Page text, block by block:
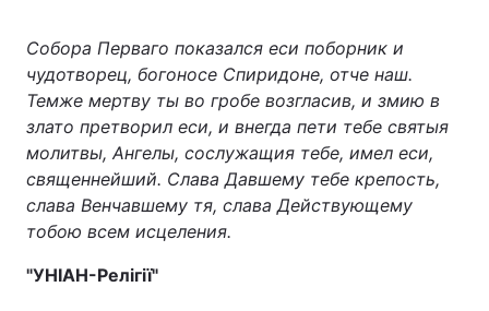
Собора Перваго показался еси поборник и
чудотворец, богоносе Спиридоне, отче наш.
Темже мертву ты во гробе возгласив, и змию в
злато претворил еси, и внегда пети тебе святыя
молитвы, Ангелы, сослужащия тебе, имел еси,
священнейший. Слава Давшему тебе крепость,
слава Венчавшему тя, слава Действующему
тобою всем исцеления.
"УНІАН-Релігії"